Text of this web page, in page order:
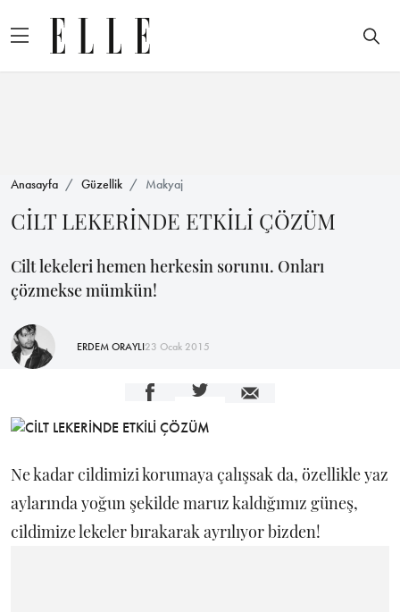
Anasayfa Güzellik Makyaj
CİLT LEKERİNDE ETKİLİ ÇÖZÜM
Cilt lekeleri hemen herkesin sorunu. Onları
çözmekse mümkün!
ERDEM ORAYLI23 Ocak 2015
Ne kadar cildimizi korumaya çalışsak da, özellikle yaz
aylarında yoğun şekilde maruz kaldığımız güneş,
cildimize lekeler bırakarak ayrılıyor bizden!